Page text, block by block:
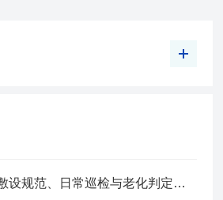
矿用阻燃通信电缆敷设规范、日常巡检与老化判定方法